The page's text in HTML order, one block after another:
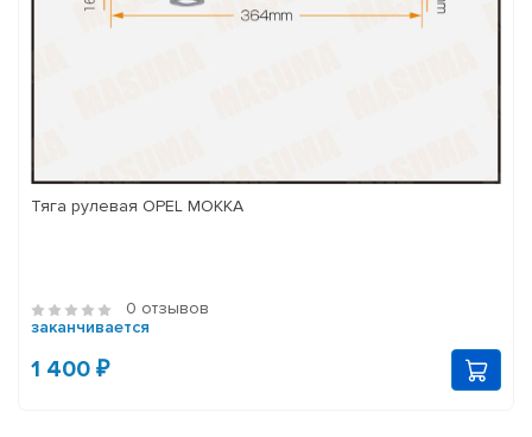
Тяга рулевая OPEL MOKKA
0 отзывов
заканчивается
1 400 ₽